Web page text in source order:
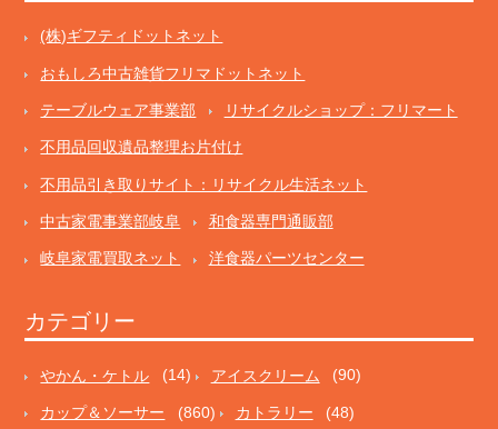
(株)ギフティドットネット
おもしろ中古雑貨フリマドットネット
テーブルウェア事業部 リサイクルショップ：フリマート
不用品回収遺品整理お片付け
不用品引き取りサイト：リサイクル生活ネット
中古家電事業部岐阜 和食器専門通販部
岐阜家電買取ネット 洋食器パーツセンター
カテゴリー
やかん・ケトル (14) アイスクリーム (90)
カップ＆ソーサー (860) カトラリー (48)